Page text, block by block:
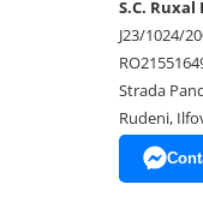
S.C. Ruxal
J23/1024/
Strada
Rudeni,